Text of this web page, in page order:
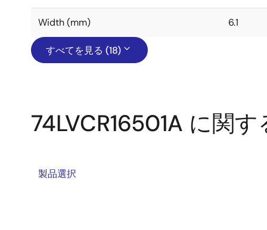
Width (mm) 6.1
すべてを見る (18)
74LVCR16501A に関
製品選択